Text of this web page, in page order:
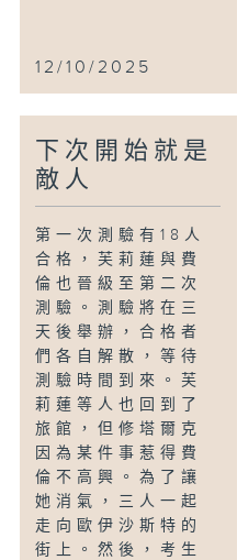
12/10/2025
下次開始就是
敵人
第一次測驗有18人
合格，芙莉蓮與費
倫也晉級至第二次
測驗。測驗將在三
天後舉辦，合格者
們各自解散，等待
測驗時間到來。芙
莉蓮等人也回到了
旅館，但修塔爾克
因為某件事惹得費
倫不高興。為了讓
她消氣，三人一起
走向歐伊沙斯特的
街上。然後，考生